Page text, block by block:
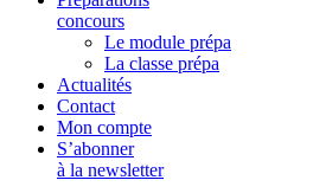
concours
Le module prépa
La classe prépa
Actualités
Contact
Mon compte
S’abonner
à la newsletter